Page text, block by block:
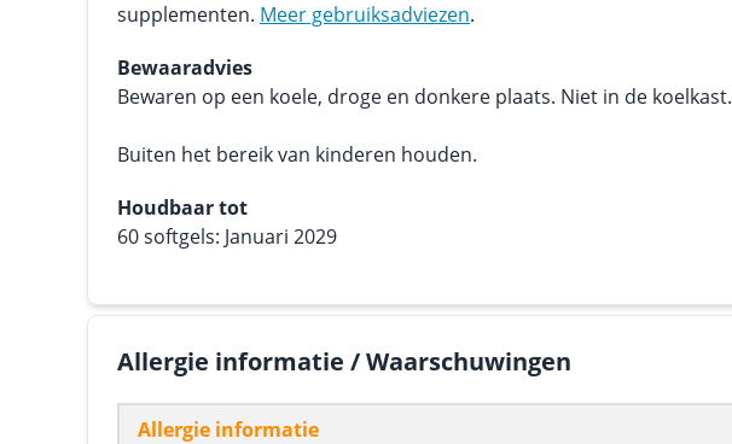
supplementen. Meer gebruiksadviezen.
Bewaaradvies
Bewaren op een koele, droge en donkere plaats. Niet in de koelkast.
Buiten het bereik van kinderen houden.
Houdbaar tot
60 softgels: Januari 2029
Allergie informatie / Waarschuwingen
Allergie informatie